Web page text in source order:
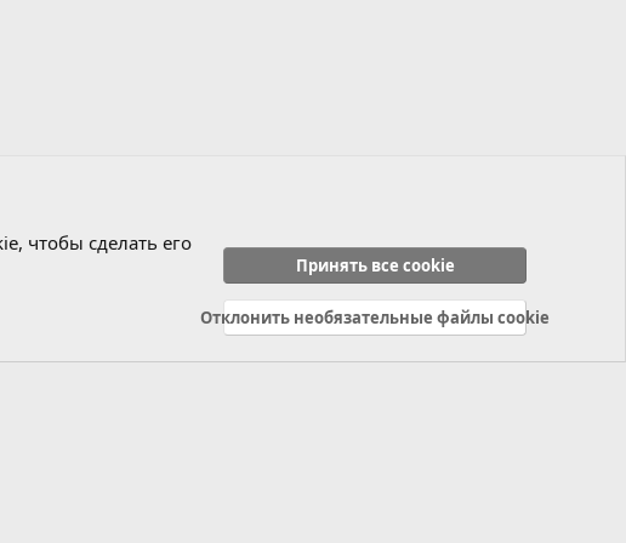
Политика конфиденциальности Справка Главная
R
чтобы сделать его
Принять все cookie
Отклонить необязательные файлы cookie